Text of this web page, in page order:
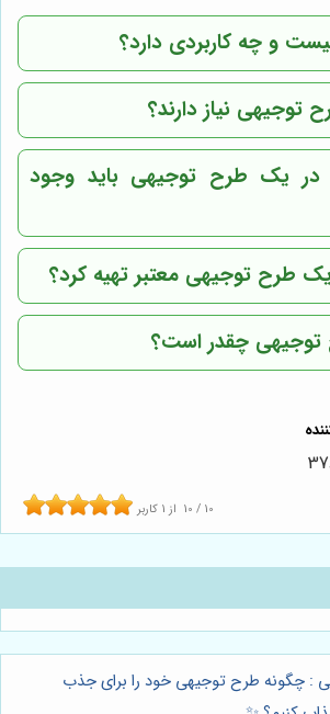
و چه کاربردی دارد؟
توجیهی نیاز دارند؟
یک طرح توجیهی باید وجود
طرح توجیهی معتبر تهیه کرد؟
توجیهی چقدر است؟
10 / 10 از 1 کاربر
: چگونه طرح توجیهی خود را برای جذب